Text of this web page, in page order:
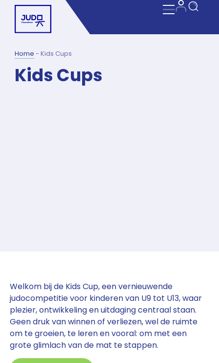
Home - Kids Cups
Kids Cups
Welkom bij de Kids Cup, een vernieuwende
judocompetitie voor kinderen van U9 tot U13, waar
plezier, ontwikkeling en uitdaging centraal staan.
Geen druk van winnen of verliezen, wel de ruimte
om te groeien, te leren en vooral: om met een
grote glimlach van de mat te stappen.